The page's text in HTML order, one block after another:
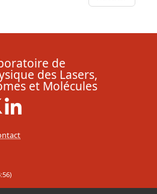
de
des Lasers,
et Molécules
X ( Nouvelle fenêtre)